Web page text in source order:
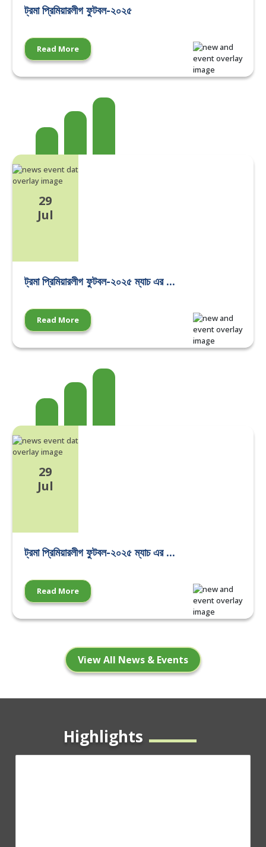
ট্রমা প্রিমিয়ারলীগ ফুটবল-২০২৫
Read More
29
Jul
ট্রমা প্রিমিয়ারলীগ ফুটবল-২০২৫ ম্যাচ এর ...
Read More
29
Jul
ট্রমা প্রিমিয়ারলীগ ফুটবল-২০২৫ ম্যাচ এর ...
Read More
View All News & Events
Highlights